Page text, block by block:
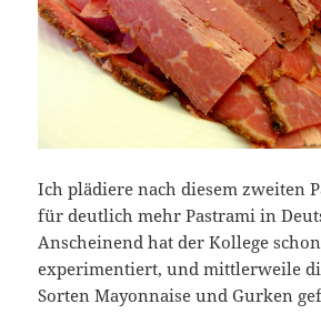
Ich plädiere nach diesem zweiten
für deutlich mehr Pastrami in
Anscheinend hat der Kollege
experimentiert, und mittlerweile
Sorten Mayonnaise und Gurken